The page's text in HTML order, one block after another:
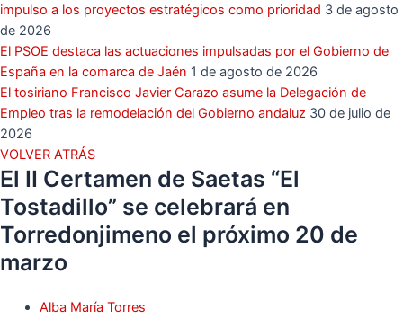
impulso a los proyectos estratégicos como prioridad 3 de agosto
de 2026
El PSOE destaca las actuaciones impulsadas por el Gobierno de
España en la comarca de Jaén 1 de agosto de 2026
El tosiriano Francisco Javier Carazo asume la Delegación de
Empleo tras la remodelación del Gobierno andaluz 30 de julio de
2026
VOLVER ATRÁS
El II Certamen de Saetas “El
Tostadillo” se celebrará en
Torredonjimeno el próximo 20 de
marzo
Alba María Torres